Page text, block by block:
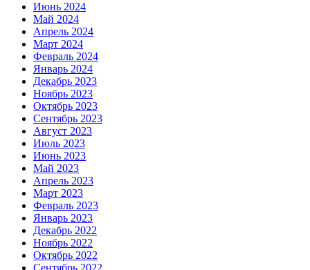
Июнь 2024
Май 2024
Апрель 2024
Март 2024
Февраль 2024
Январь 2024
Декабрь 2023
Ноябрь 2023
Октябрь 2023
Сентябрь 2023
Август 2023
Июль 2023
Июнь 2023
Май 2023
Апрель 2023
Март 2023
Февраль 2023
Январь 2023
Декабрь 2022
Ноябрь 2022
Октябрь 2022